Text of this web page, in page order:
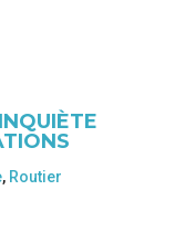
, Routier